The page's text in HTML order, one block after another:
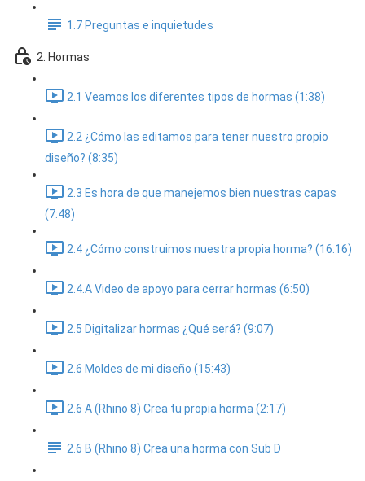
1.7 Preguntas e inquietudes
2. Hormas
2.1 Veamos los diferentes tipos de hormas (1:38)
2.2 ¿Cómo las editamos para tener nuestro propio
diseño? (8:35)
2.3 Es hora de que manejemos bien nuestras capas
(7:48)
2.4 ¿Cómo construimos nuestra propia horma? (16:16)
2.4.A Video de apoyo para cerrar hormas (6:50)
2.5 Digitalizar hormas ¿Qué será? (9:07)
2.6 Moldes de mi diseño (15:43)
2.6 A (Rhino 8) Crea tu propia horma (2:17)
2.6 B (Rhino 8) Crea una horma con Sub D